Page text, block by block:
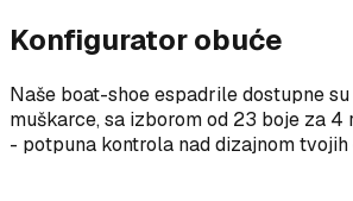
Konfigurator obuće
Naše boat-shoe espadrile dostupne
muškarce, sa izborom od 23 boje za
- potpuna kontrola nad dizajnom